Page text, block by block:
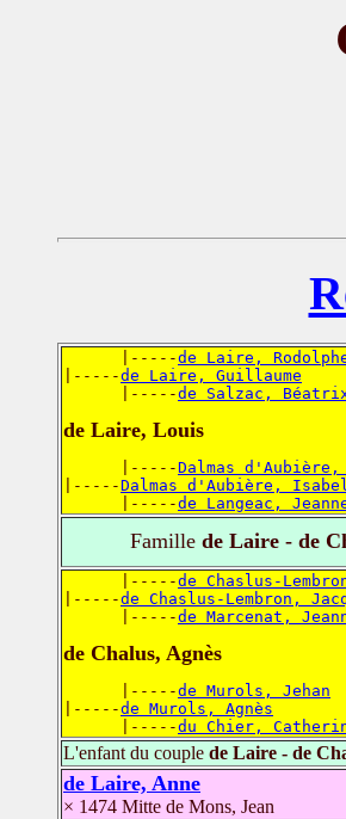
      |-----
de Laire,
|-----de Laire, Guillaume
      |-----
de Salzac,
de Laire, Louis
      |-----
Dalmas
|-----Dalmas d'Aubière,
      |-----
de Langeac,
Famillede Laire - de
      |-----
de Chaslus-
|-----de Chaslus-Lembron,
      |-----
de Marcenat,
de Chalus, Agnès
      |-----
de Murols, Jehan
|-----de Murols, Agnès
      |-----
du Chier,
L'enfant du couple de Laire - de
de Laire, Anne
× 1474 Mitte de Mons, Jean